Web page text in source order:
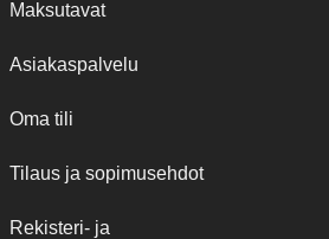
Maksutavat
Asiakaspalvelu
Oma tili
Tilaus ja sopimusehdot
Rekisteri- ja